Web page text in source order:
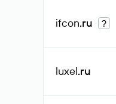
ifcon.ru ?
luxel.ru